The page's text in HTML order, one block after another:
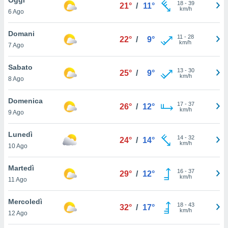
è
al sito
di
ci
di
il
un
la
nella
6 Ago
21° / 11° 18- 39
km/h
Domani
7 Ago
22° / 9° 11 - 28
km/h
Sabato
8 Ago
25° / 9° 13- 30
km/h
Domenica
9 Ago
26° / 12° 17- 37
km/h
Lunedì
10 Ago
24° / 14° 14- 32
km/h
Martedì
11 Ago
29° / 12° 16- 37
km/h
Mercoledì
12 Ago
32° / 17° 18- 43
km/h